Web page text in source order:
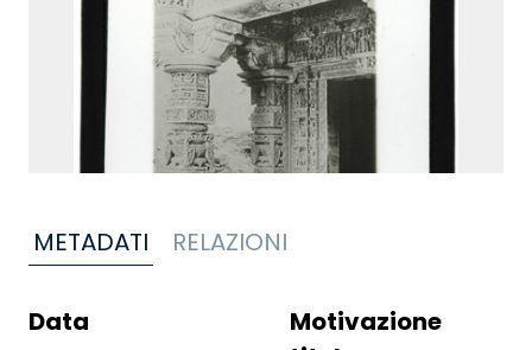
METADATI RELAZIONI
Data
Motivazione